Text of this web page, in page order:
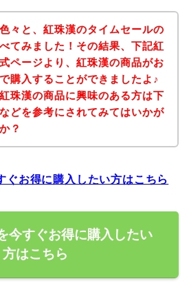
々と、紅珠漢のタイムセールの
てみました！その結果、下記紅
ページより、紅珠漢の商品がお
購入することができましたよ♪
珠漢の商品に興味のある方は下
どを参考にされてみてはいかが
？
ぐお得に購入したい方はこちら
今すぐお得に購入したい
方はこちら